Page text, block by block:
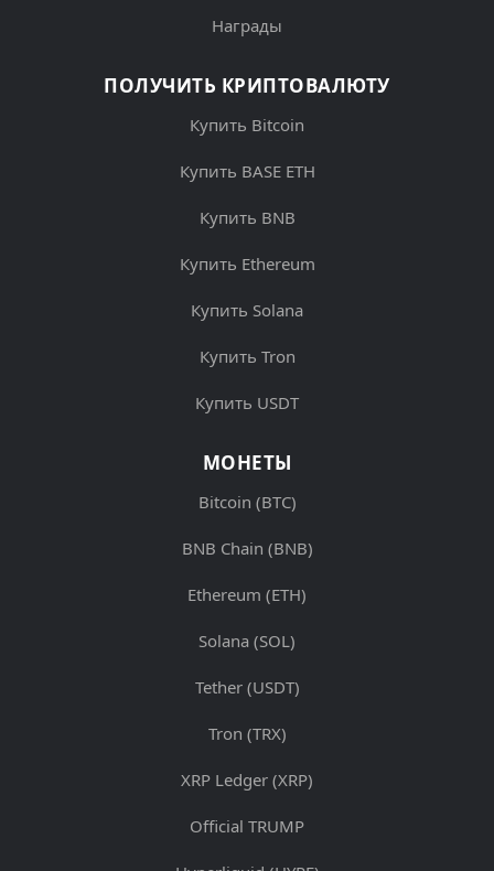
Награды
ПОЛУЧИТЬ КРИПТОВАЛЮТУ
Купить Bitcoin
Купить BASE ETH
Купить BNB
Купить Ethereum
Купить Solana
Купить Tron
Купить USDT
МОНЕТЫ
Bitcoin (BTC)
BNB Chain (BNB)
Ethereum (ETH)
Solana (SOL)
Tether (USDT)
Tron (TRX)
XRP Ledger (XRP)
Official TRUMP